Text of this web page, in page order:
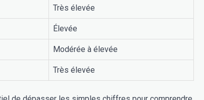
Très élevée
Élevée
Modérée à élevée
Très élevée